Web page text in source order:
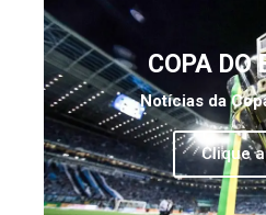
COPA DO
Notícias da
Clique